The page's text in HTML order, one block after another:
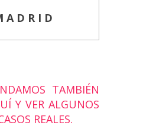
TAMBIÉN
Y VER ALGUNOS
REALES.